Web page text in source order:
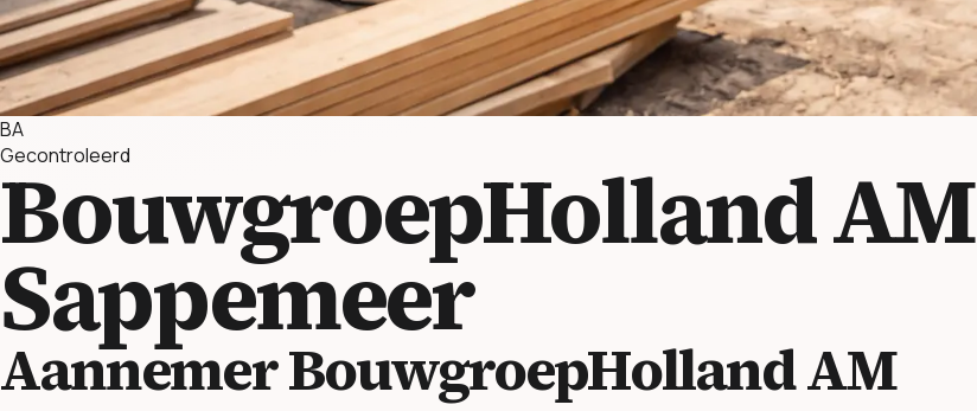
BA
Gecontroleerd
BouwgroepHolland AM
Sappemeer
Aannemer BouwgroepHolland AM